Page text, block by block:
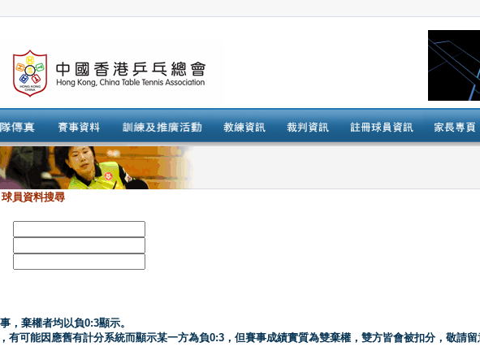
球員資料搜尋
，棄權者均以負0:3顯示。
有可能因應舊有計分系統而顯示某一方為負0:3，但賽事成績實質為雙棄權，雙方皆會被扣分，敬請留